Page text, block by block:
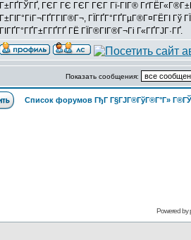
Г±ГҐГЎГҐ, ГЄГ ГЄ ГЄГ ГЄГ Гї-ГІГ®
Г±ГІГ°ГіГ¬ГҐГ­ГІГ®Г¬, ГЇГҐГ°ГҐГµГ®Г¤ГЁГІ Гў
ГІГҐГ°ГҐГ±Г­ГҐГҐ ГЁ ГЇГ®ГІГ®Г¬Гі Г«ГҐГЈГ·ГҐ.
Показать сообщения:
Список форумов ГђГ Г§ГЈГ®ГўГ®Г°Г»
Powered by